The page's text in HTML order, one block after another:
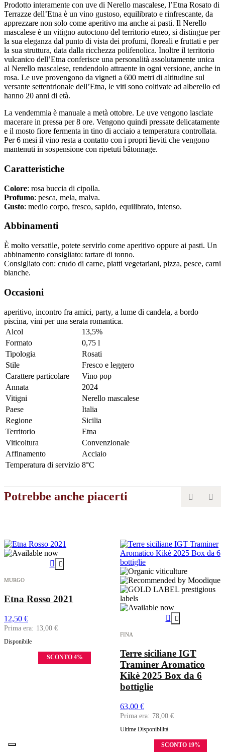
Prodotto interamente con uve di Nerello mascalese, l’Etna Rosato di
Terrazze dell’Etna è un vino gustoso, equilibrato e rinfrescante, da
apprezzare non solo come aperitivo ma anche ai pasti. Il Nerello
mascalese è un vitigno autoctono del territorio etneo, si distingue per
la sua eleganza dal punto di vista dei profumi, floreali e fruttati e per
la sua struttura, data dalla ricchezza polifenolica. Inoltre il territorio
vulcanico dell’Etna conferisce una personalità assolutamente unica
al Nerello mascalese, rendendolo attraente in ogni versione, anche in
rosa. Le uve provengono da vigneti a 600 metri di altitudine sul
versante settentrionale dell’Etna, le viti sono coltivate ad alberello ed
hanno 20 anni di età.
La vendemmia è manuale a metà ottobre. Le uve vengono lasciate
macerare in pressa per 8 ore. Vengono quindi pressate delicatamente
e il mosto fiore fermenta in tino di acciaio a temperatura controllata.
Per 6 mesi il vino resta a contatto con i propri lieviti che vengono
mantenuti in sospensione con ripetuti bâtonnage.
Caratteristiche
Colore: rosa buccia di cipolla.
Profumo: pesca, mela, malva.
Gusto: medio corpo, fresco, sapido, equilibrato, intenso.
Abbinamenti
È molto versatile, potete servirlo come aperitivo oppure ai pasti. Un
abbinamento consigliato: tartare di tonno.
Consigliato con: crudo di carne, piatti vegetariani, pizza, pesce, carni
bianche.
Occasioni
aperitivo, incontro fra amici, party, a lume di candela, a bordo
piscina, vini per una serata romantica.
Alcol
13,5%
Formato
0,75 l
Tipologia
Rosati
Stile
Fresco e leggero
Carattere particolare
Vino pop
Annata
2024
Vitigni
Nerello mascalese
Paese
Italia
Regione
Sicilia
Territorio
Etna
Viticoltura
Convenzionale
Affinamento
Acciaio
Temperatura di servizio 8°C
Potrebbe anche piacerti  
 
MURGO
Etna Rosso 2021
12,50 €
13,00 €
Disponibile
4%
 
FINA
Terre siciliane IGT
Traminer Aromatico
Kikè 2025 Box da 6
bottiglie
63,00 €
78,00 €
Ultime Disponibilità
19%